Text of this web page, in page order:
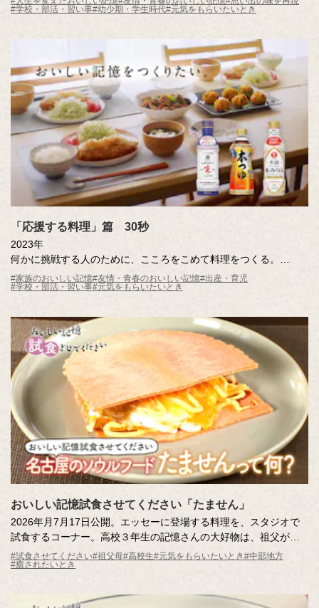
なんと、人々の記憶からも。
もしも、この国にしょうゆがなかったら――。
#学校・部活・習い事#幼少期・学生時代#元気をもらいたいとき
「応援する料理」篇 30秒
2023年
何かに挑戦する人のために、こころをこめて料理をつくる。
そんな料理の音には、料理をする人のこころが伝わって「がんば
れ！」の音が鳴る。
煮る音……。
料理の音を一つひとつ、つないでみたら、メロディが生まれ、
「応援する料理」のCMができあがりました。
みなさんの日常でも、料理の音に耳を澄ましてみてください。
「がんばれ！」と「がんばる！」の間にいつも、「おいしい記憶
をつくりたい。」のキッコーマンはいます。
#家族のおいしい記憶#友情・青春のおいしい記憶#出産・育児
#学校・部活・習い事#元気をもらいたいとき
おいしい記憶試食させてください「たません」
2026年月7月17日公開。エッセーに登場する料理を、スタジオで
試食するコーナー。高校３年生の記憶さんの大好物は、祖父がつ
くってくれた「たません」。おやつにぴったりのその味は、記憶
さんと妹さんしか知らない特別なおいしい記憶。名古屋のローカ
#試食させてください#祖父母#高校生#元気をもらいたいとき#中部地方
#癒されたいとき